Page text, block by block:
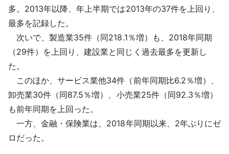
多。2013年以降、年上半期では2013年の37件を上回り、
最多を記録した。
次いで、製造業35件（同218.1％増）も、2018年同期
（29件）を上回り、建設業と同じく過去最多を更新し
た。
このほか、サービス業他34件（前年同期比6.2％増）、
卸売業30件（同87.5％増）、小売業25件（同92.3％増）
も前年同期を上回った。
一方、金融・保険業は、2018年同期以来、2年ぶりにゼ
ロだった。